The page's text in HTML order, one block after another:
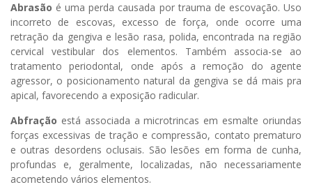
Abrasão é uma perda causada por trauma de escovação. Uso
incorreto de escovas, excesso de força, onde ocorre uma
retração da gengiva e lesão rasa, polida, encontrada na região
cervical vestibular dos elementos. Também associa-se ao
tratamento periodontal, onde após a remoção do agente
agressor, o posicionamento natural da gengiva se dá mais pra
apical, favorecendo a exposição radicular.
Abfração está associada a microtrincas em esmalte oriundas
forças excessivas de tração e compressão, contato prematuro
e outras desordens oclusais. São lesões em forma de cunha,
profundas e, geralmente, localizadas, não necessariamente
acometendo vários elementos.